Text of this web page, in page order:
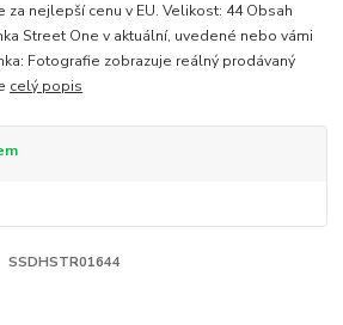
nejlepší cenu v EU. Velikost: 44 Obsah
Street One v aktuální, uvedené nebo vámi
Fotografie zobrazuje reálný prodávaný
celý popis
SSDHSTR01644